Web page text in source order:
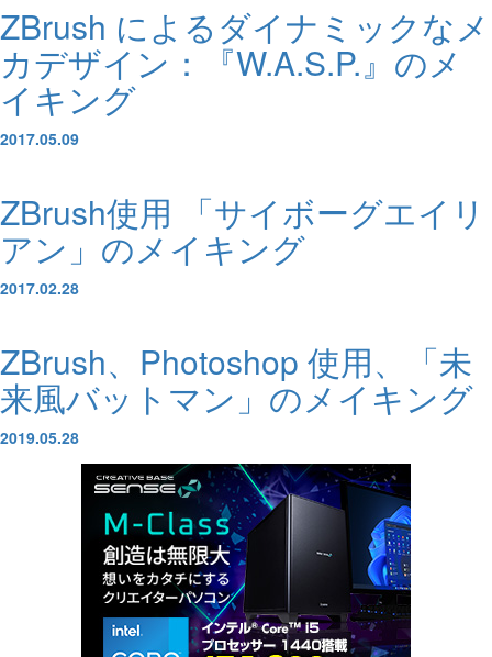
ZBrush によるダイナミックなメ
カデザイン：『W.A.S.P.』のメ
イキング
2017.05.09
ZBrush使用 「サイボーグエイリ
アン」のメイキング
2017.02.28
ZBrush、Photoshop 使用、「未
来風バットマン」のメイキング
2019.05.28